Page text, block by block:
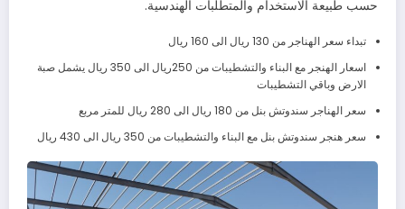
حسب طبيعة الاستخدام والمتطلبات الهندسية.
تبداء سعر الهناجر من 130 ريال الى 160 ريال
اسعار الهنجر مع البناء والتشطيبات من 250ريال الى 350 ريال يشمل صبة
الارض وباقي التشطيبات
سعر الهناجر سندوتش بنل من 180 ريال الى 280 ريال للمتر مربع
سعر هنجر سندوتش بنل مع البناء والتشطيبات من 350 ريال الى 430 ريال